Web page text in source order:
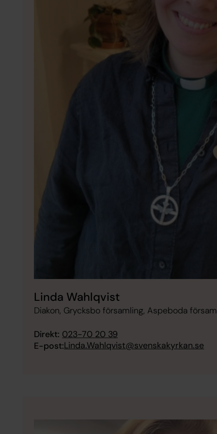
Linda Wahlqvist
Diakon, Grycksbo församling, Aspeboda
Direkt: 023-70 20 39
E-post:Linda.Wahlqvist@svenskakyrkan.se